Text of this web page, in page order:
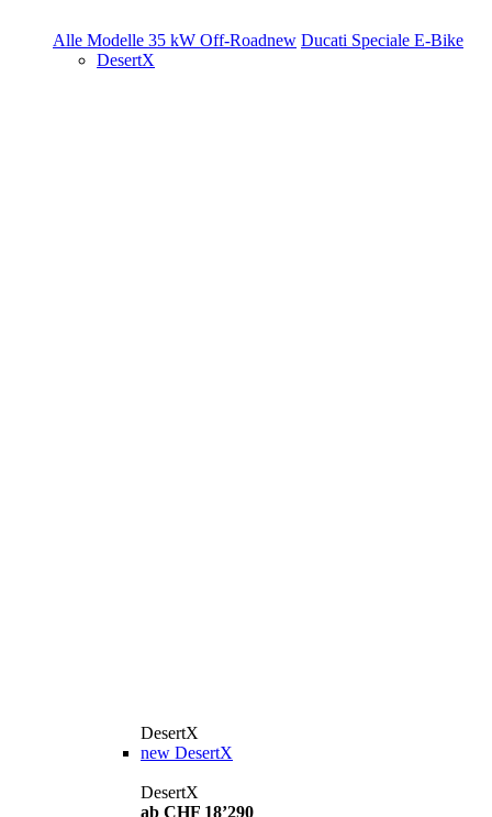
Alle Modelle 35 kW Off-Roadnew Ducati Speciale E-Bike
DesertX
DesertX
new DesertX
DesertX
ab CHF 18’290